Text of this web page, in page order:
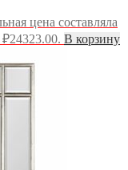
цена составляла
В корзину